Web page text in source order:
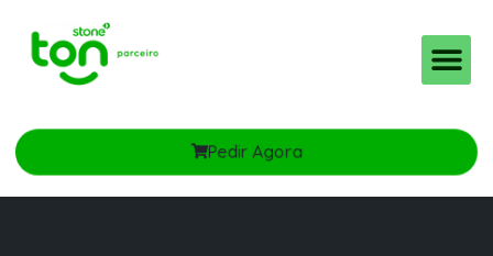
Pedir Agora